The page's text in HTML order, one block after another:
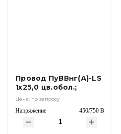
Провод ПуВВнг(А)-LS
1х25,0 цв.обол.;
Цена: по запросу
Напряжение 450/750 В